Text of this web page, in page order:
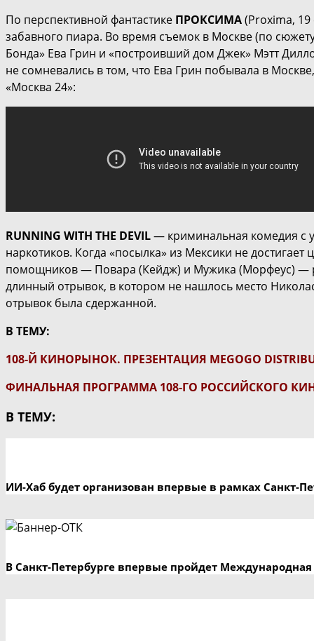
По перспективной фантастике ПРОКСИМА(Proxima,
забавного пиара. Во время съемок в Москве (по
Бонда» Ева Грин и «построивший дом Джек» Мэтт
не сомневались в том, что Ева Грин побывала в
«Москва 24»:
RUNNING WITH THE DEVIL— криминальная комедия с
наркотиков. Когда «посылка» из Мексики не
помощников — Повара (Кейдж) и Мужика (Морфеус) —
длинный отрывок, в котором не нашлось место
отрывок была сдержанной.
В ТЕМУ:
108-Й КИНОРЫНОК. ПРЕЗЕНТАЦИЯ MEGOGO
ФИНАЛЬНАЯ ПРОГРАММА 108-ГО РОССИЙСКОГО
В ТЕМУ:
ИИ-Хаб будет организован впервые в рамках Санкт-
В Санкт-Петербурге впервые пройдет